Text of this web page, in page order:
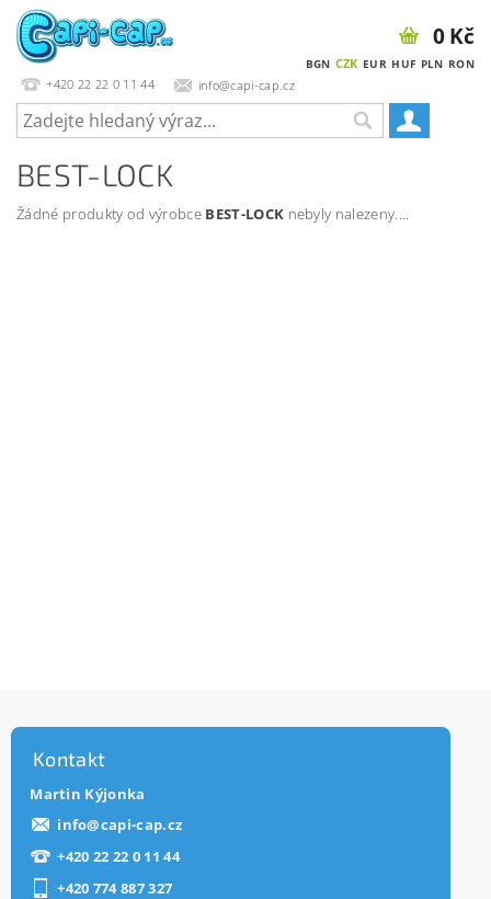
+420 22 22 0 11 44 info@capi-cap.cz
BGN CZK EUR HUF PLN RON
0 Kč
BEST-LOCK
Žádné produkty od výrobce BEST-LOCK nebyly nalezeny....
Kontakt
Martin Kýjonka
info@capi-cap.cz
+420 22 22 0 11 44
+420 774 887 327